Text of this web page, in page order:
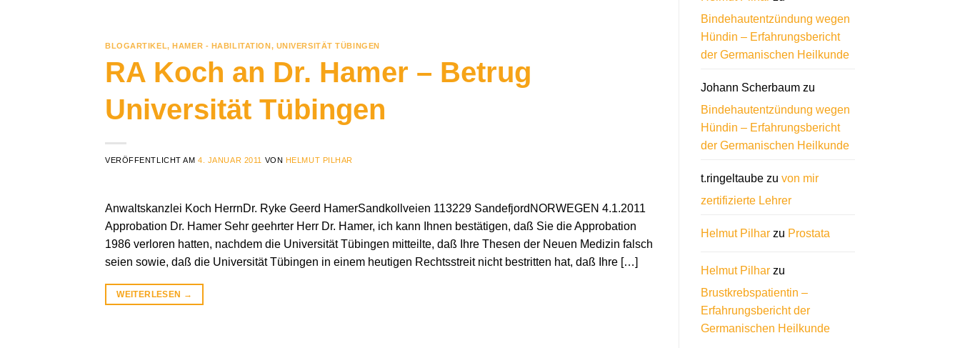
BLOGARTIKEL,HAMER - HABILITATION, UNIVERSITÄT TÜBINGEN
RA Koch an Dr. Hamer – Betrug
Universität Tübingen
VERÖFFENTLICHT AM4. JANUAR 2011 VON HELMUT PILHAR
Anwaltskanzlei Koch HerrnDr. Ryke Geerd HamerSandkollveien 113229 SandefjordNORWEGEN 4.1.2011
Approbation Dr. Hamer Sehr geehrter Herr Dr. Hamer, ich kann Ihnen bestätigen, daß Sie die Approbation
1986 verloren hatten, nachdem die Universität Tübingen mitteilte, daß Ihre Thesen der Neuen Medizin falsch
seien sowie, daß die Universität Tübingen in einem heutigen Rechtsstreit nicht bestritten hat, daß Ihre […]
WEITERLESEN →
Bindehautentzündung wegen
Hündin – Erfahrungsbericht
der Germanischen Heilkunde
Johann Scherbaumzu
Bindehautentzündung wegen
Hündin – Erfahrungsbericht
der Germanischen Heilkunde
t.ringeltaubezu von mir
zertifizierte Lehrer
Helmut Pilharzu Prostata
Helmut Pilharzu
Brustkrebspatientin –
Erfahrungsbericht der
Germanischen Heilkunde